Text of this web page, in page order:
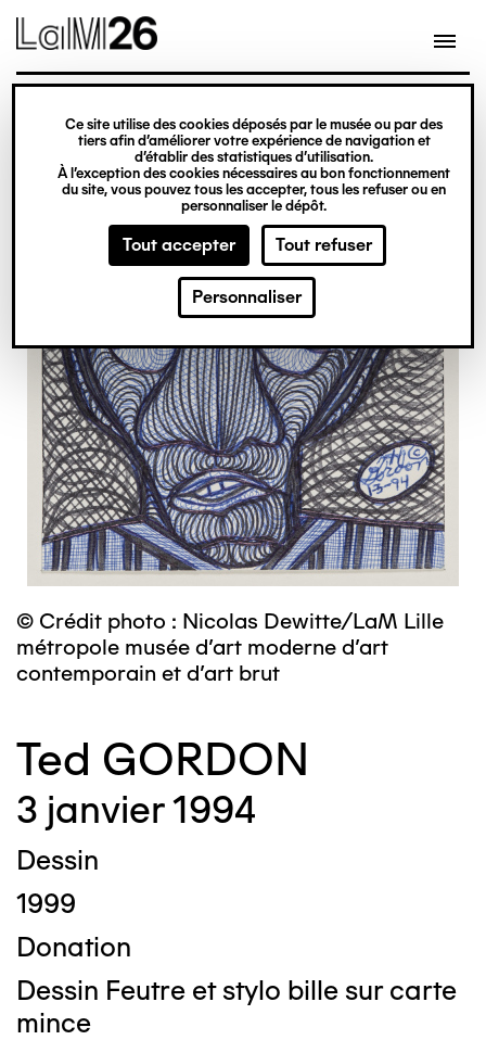
Gestion des cookies
Ce site utilise des cookies déposés par le musée ou par des
tiers afin d’améliorer votre expérience de navigation et
d’établir des statistiques d’utilisation.
À l’exception des cookies nécessaires au bon fonctionnement
du site, vous pouvez tous les accepter, tous les refuser ou en
personnaliser le dépôt.
Tout accepter Tout refuser
Personnaliser
contenu
© Crédit photo : Nicolas Dewitte/LaM Lille
métropole musée d’art moderne d’art
contemporain et d’art brut
Ted GORDON
3 janvier 1994
Dessin
1999
Donation
Dessin Feutre et stylo bille sur carte
mince